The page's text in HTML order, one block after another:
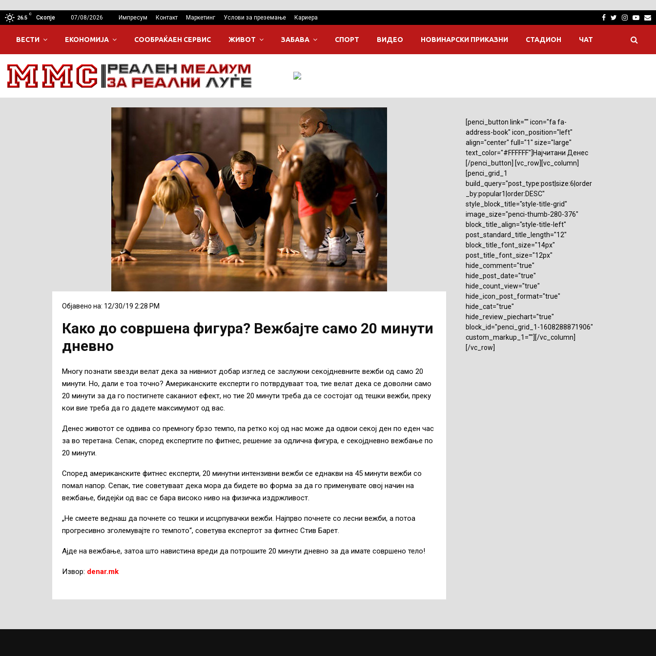
26.5
C
Скопје 07/08/2026 Импресум Контакт Маркетинг Услови за преземање Кариера Facebook
Twitter
ВЕСТИ ЕКОНОМИЈА СООБРАЌАЕН СЕРВИС ЖИВОТ ЗАБАВА СПОРТ ВИДЕО НОВИНАРСКИ ПРИКАЗНИ СТАДИОН ЧАТ
Објавено на: 12/30/19 2:28 PM
Како до совршена фигура? Вежбајте само 20 минути
дневно
Многу познати ѕвезди велат дека за нивниот добар изглед се заслужни секојдневните вежби од само 20
минути. Но, дали е тоа точно? Американските експерти го потврдуваат тоа, тие велат дека се доволни само
20 минути за да го постигнете саканиот ефект, но тие 20 минути треба да се состојат од тешки вежби, преку
кои вие треба да го дадете максимумот од вас.
Денес животот се одвива со премногу брзо темпо, па ретко кој од нас може да одвои секој ден по еден час
за во теретана. Сепак, според експертите по фитнес, решение за одлична фигура, е секојдневно вежбање по
20 минути.
Според американските фитнес експерти, 20 минутни интензивни вежби се еднакви на 45 минути вежби со
помал напор. Сепак, тие советуваат дека мора да бидете во форма за да го применувате овој начин на
вежбање, бидејќи од вас се бара високо ниво на физичка издржливост.
„Не смеете веднаш да почнете со тешки и исцрпувачки вежби. Најпрво почнете со лесни вежби, а потоа
прогресивно зголемувајте го темпото“, советува експертот за фитнес Стив Барет.
Ајде на вежбање, затоа што навистина вреди да потрошите 20 минути дневно за да имате совршено тело!
Извор: denar.mk
[penci_button link="" icon="fa fa-
address-book" icon_position="left"
align="center" full="1" size="large"
text_color="#FFFFFF"]Најчитани Денес
[/penci_button] [vc_row][vc_column]
[penci_grid_1
build_query="post_type:post|size:6|order
_by:popular1|order:DESC"
style_block_title="style-title-grid"
image_size="penci-thumb-280-376"
block_title_align="style-title-left"
post_standard_title_length="12"
block_title_font_size="14px"
post_title_font_size="12px"
hide_comment="true"
hide_post_date="true"
hide_count_view="true"
hide_icon_post_format="true"
hide_cat="true"
hide_review_piechart="true"
block_id="penci_grid_1-1608288871906"
custom_markup_1=""][/vc_column]
[/vc_row]